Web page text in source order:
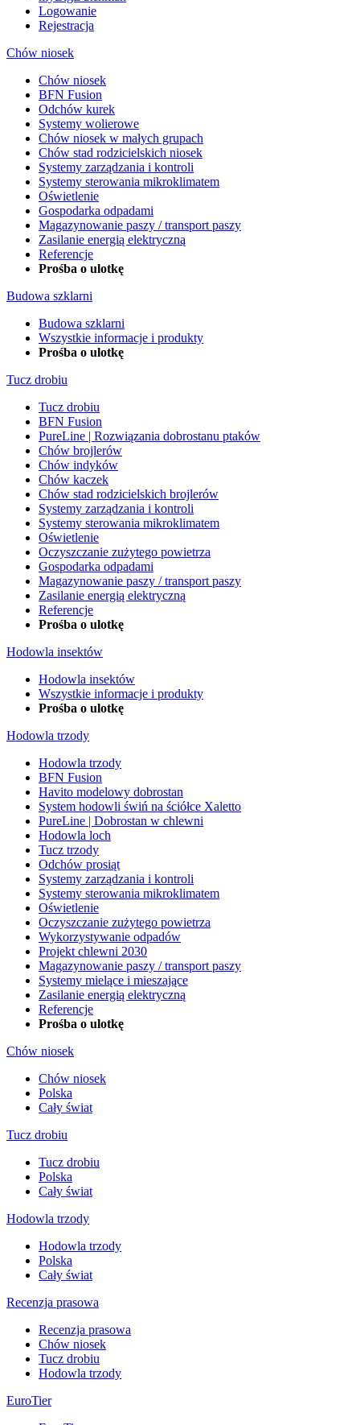
Logowanie
Rejestracja
Chów niosek
Chów niosek
BFN Fusion
Odchów kurek
Systemy wolierowe
Chów niosek w małych grupach
Chów stad rodzicielskich niosek
Systemy zarządzania i kontroli
Systemy sterowania mikroklimatem
Oświetlenie
Gospodarka odpadami
Magazynowanie paszy / transport paszy
Zasilanie energią elektryczną
Referencje
Prośba o ulotkę
Budowa szklarni
Budowa szklarni
Wszystkie informacje i produkty
Prośba o ulotkę
Tucz drobiu
Tucz drobiu
BFN Fusion
PureLine | Rozwiązania dobrostanu ptaków
Chów brojlerów
Chów indyków
Chów kaczek
Chów stad rodzicielskich brojlerów
Systemy zarządzania i kontroli
Systemy sterowania mikroklimatem
Oświetlenie
Oczyszczanie zużytego powietrza
Gospodarka odpadami
Magazynowanie paszy / transport paszy
Zasilanie energią elektryczną
Referencje
Prośba o ulotkę
Hodowla insektów
Hodowla insektów
Wszystkie informacje i produkty
Prośba o ulotkę
Hodowla trzody
Hodowla trzody
BFN Fusion
Havito modelowy dobrostan
System hodowli świń na ściółce Xaletto
PureLine | Dobrostan w chlewni
Hodowla loch
Tucz trzody
Odchów prosiąt
Systemy zarządzania i kontroli
Systemy sterowania mikroklimatem
Oświetlenie
Oczyszczanie zużytego powietrza
Wykorzystywanie odpadów
Projekt chlewni 2030
Magazynowanie paszy / transport paszy
Systemy mielące i mieszające
Zasilanie energią elektryczną
Referencje
Prośba o ulotkę
Chów niosek
Chów niosek
Polska
Cały świat
Tucz drobiu
Tucz drobiu
Polska
Cały świat
Hodowla trzody
Hodowla trzody
Polska
Cały świat
Recenzja prasowa
Recenzja prasowa
Chów niosek
Tucz drobiu
Hodowla trzody
EuroTier